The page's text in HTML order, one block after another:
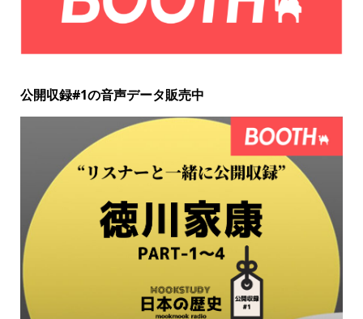
公開収録#1の音声データ販売中